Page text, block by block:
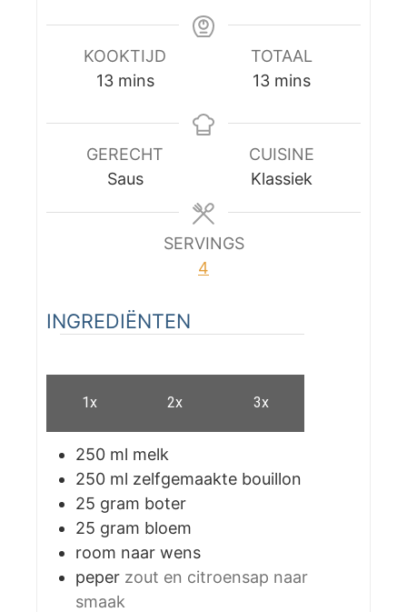
KOOKTIJD
13m
n
u
t
mins
TOTAAL
13m
n
u
t
mins
GERECHT
Saus
CUISINE
Klassiek
SERVINGS
4
INGREDIËNTEN
1x 2x 3x
250 ml melk
250 ml zelfgemaakte bouillon
25 gram boter
25 gram bloem
room naar wens
peper zout en citroensap naar
smaak